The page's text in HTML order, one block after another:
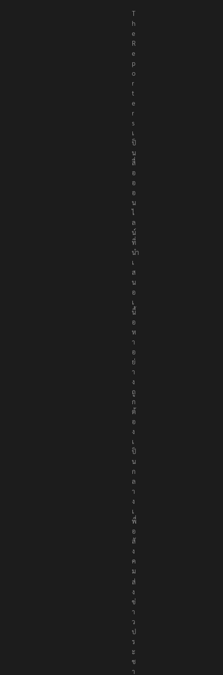
T
h
e
R
e
p
o
r
t
e
r
s
เ
ป็
น
สื่
อ
อ
อ
น
ไ
ล
น์
ที่
นำ
เ
ส
น
อ
เ
นื้
อ
ห
า
อ
ย่
า
ง
ถู
ก
ต้
อ
ง
เ
ป็
น
ก
ล
า
ง
เ
พื่
อ
สั
ง
ค
ม
ส่
ง
ข่
า
ว
ป
ร
ะ
ช
า